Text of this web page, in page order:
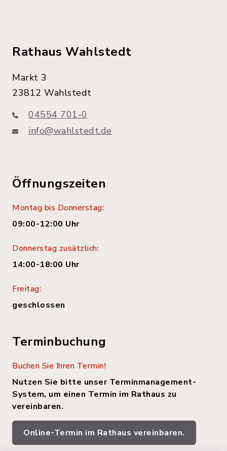
Rathaus Wahlstedt
Markt 3
23812 Wahlstedt
04554 701-0
info@wahlstedt.de
Öffnungszeiten
Montag bis Donnerstag:
09:00-12:00 Uhr
Donnerstag zusätzlich:
14:00-18:00 Uhr
Freitag:
geschlossen
Terminbuchung
Buchen Sie Ihren Termin!
Nutzen Sie bitte unser Terminmanagement-
System, um einen Termin im Rathaus zu
vereinbaren.
Online-Termin im Rathaus vereinbaren.